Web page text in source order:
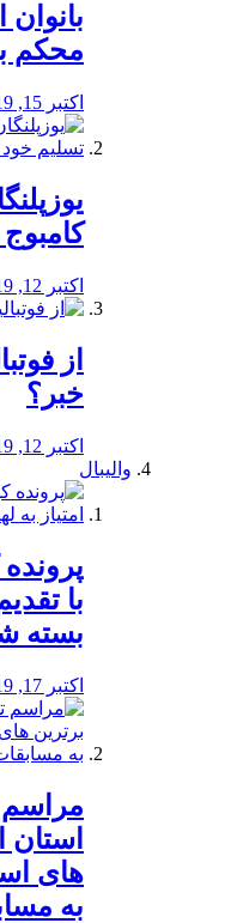
بانوان
محكم
اکتبر 15, 2019
اکتبر 12, 2019
از
خبر؟
اکتبر 12, 2019
والیبال
با
بسته
اکتبر 17, 2019
مراسم
استان
های
به